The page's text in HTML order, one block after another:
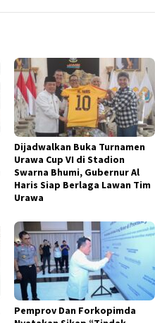
Dijadwalkan Buka Turnamen
Urawa Cup VI di Stadion
Swarna Bhumi, Gubernur Al
Haris Siap Berlaga Lawan Tim
Urawa
Pemprov Dan Forkopimda